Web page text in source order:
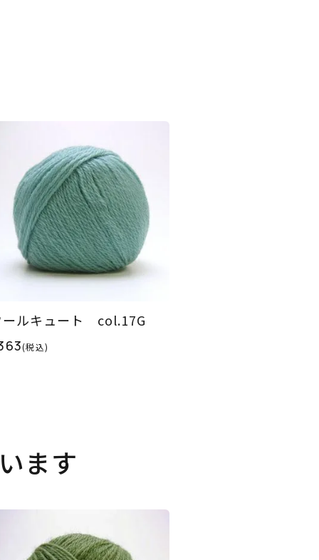
ールキュート col.17G
(税込)
ます